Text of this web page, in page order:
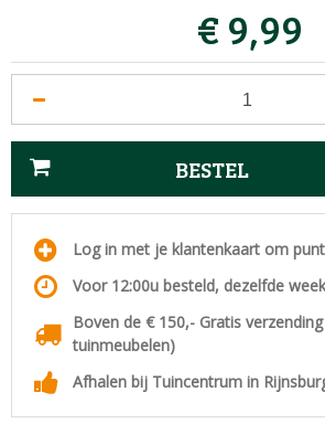
€ 9,99
Log in met je klantenkaart om
Voor 12:00u besteld, dezelfde
Boven de € 150,- Gratis
tuinmeubelen)
Afhalen bij Tuincentrum in